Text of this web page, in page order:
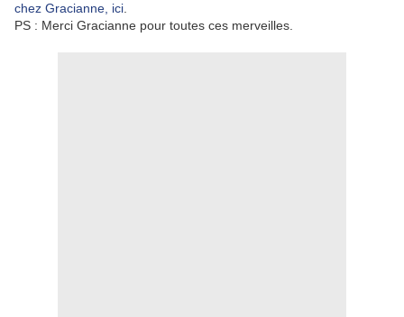
chez Gracianne, ici
PS : Merci Gracianne pour toutes ces merveilles.